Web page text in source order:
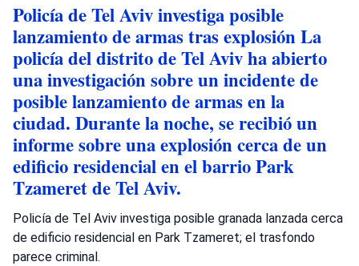
Policía de Tel Aviv investiga posible
lanzamiento de armas tras explosión La
policía del distrito de Tel Aviv ha abierto
una investigación sobre un incidente de
posible lanzamiento de armas en la
ciudad. Durante la noche, se recibió un
informe sobre una explosión cerca de un
edificio residencial en el barrio Park
Tzameret de Tel Aviv.
Policía de Tel Aviv investiga posible granada lanzada cerca
de edificio residencial en Park Tzameret; el trasfondo
parece criminal.